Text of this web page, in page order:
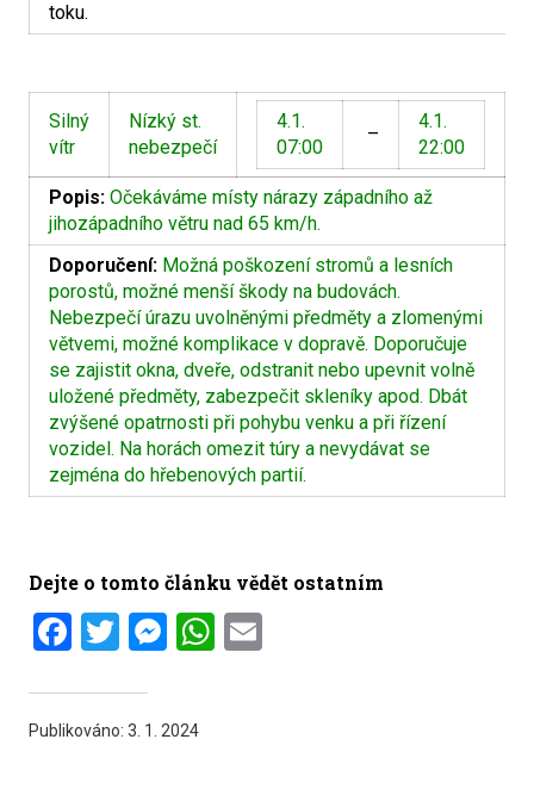
toku.
Silný
vítr
Nízký st.
nebezpečí
4.1.
07:00
–
4.1.
22:00
Popis: Očekáváme místy nárazy západního až
jihozápadního větru nad 65 km/h.
Doporučení: Možná poškození stromů a lesních
porostů, možné menší škody na budovách.
Nebezpečí úrazu uvolněnými předměty a zlomenými
větvemi, možné komplikace v dopravě. Doporučuje
se zajistit okna, dveře, odstranit nebo upevnit volně
uložené předměty, zabezpečit skleníky apod. Dbát
zvýšené opatrnosti při pohybu venku a při řízení
vozidel. Na horách omezit túry a nevydávat se
zejména do hřebenových partií.
Dejte o tomto článku vědět ostatním
Facebook
Twitter
Messenger
WhatsApp
Publikováno: 3. 1. 2024